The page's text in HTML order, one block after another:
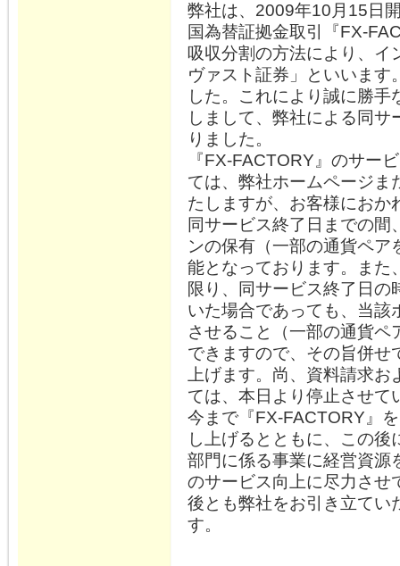
弊社は、2009年10月15日
国為替証拠金取引『FX-
吸収分割の方法により、
ヴァスト証券」といいま
した。これにより誠に勝
しまして、弊社による同
りました。
『FX-FACTORY』のサー
ては、弊社ホームページま
たしますが、お客様におか
同サービス終了日までの
ンの保有（一部の通貨ペ
能となっております。また
限り、同サービス終了日
いた場合であっても、当該
させること（一部の通貨
できますので、その旨併せ
上げます。尚、資料請求
ては、本日より停止させて
今まで『FX-FACTORY』
し上げるとともに、この
部門に係る事業に経営資源
のサービス向上に尽力させ
後とも弊社をお引き立てい
す。